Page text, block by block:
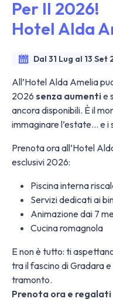
Per Il 2026!
Hotel Alda
Dal 31 Lug al 13 Set
All’Hotel Alda Amelia
2026 senza aumentie
ancora disponibili. È il
immaginare l’estate… e i
Prenota ora all’Hotel
esclusivi 2026:
Piscina interna
Servizi dedicati ai
Animazione dai 7
Cucina romagnola
E non è tutto: ti
tra il fascino di Gradara
tramonto.
Prenota ora e regalati